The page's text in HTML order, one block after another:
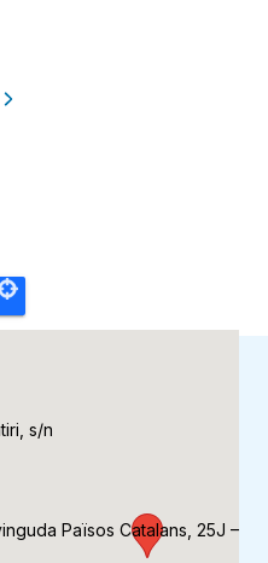
s/n
Països Catalans, 25J –